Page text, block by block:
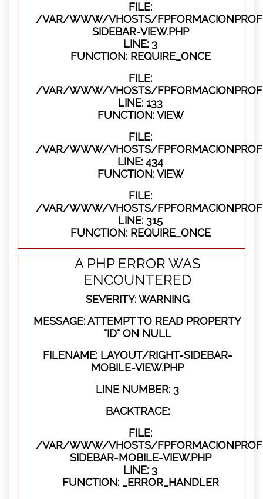
FILE:
/VAR/WWW/VHOSTS/
SIDEBAR-VIEW.PHP
LINE: 3
FUNCTION: REQUIRE_ONCE
FILE:
/VAR/WWW/VHOSTS/
LINE: 133
FUNCTION: VIEW
FILE:
/VAR/WWW/VHOSTS/
LINE: 434
FUNCTION: VIEW
FILE:
/VAR/WWW/VHOSTS/
LINE: 315
FUNCTION: REQUIRE_ONCE
A PHP ERROR WAS
ENCOUNTERED
SEVERITY: WARNING
MESSAGE: ATTEMPT TO READ PROPERTY
"ID" ON NULL
FILENAME: LAYOUT/RIGHT-SIDEBAR-
MOBILE-VIEW.PHP
LINE NUMBER: 3
BACKTRACE:
FILE:
/VAR/WWW/VHOSTS/
SIDEBAR-MOBILE-VIEW.PHP
LINE: 3
FUNCTION: _ERROR_HANDLER